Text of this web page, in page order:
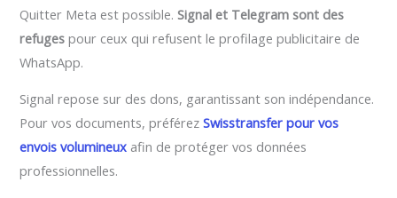
Quitter Meta est possible.Signal et Telegram sont des
refuges pour ceux qui refusent le profilage publicitaire de
WhatsApp.
Signal repose sur des dons, garantissant son indépendance.
Pour vos documents, préférezSwisstransfer pour vos
envois volumineux afin de protéger vos données
professionnelles.